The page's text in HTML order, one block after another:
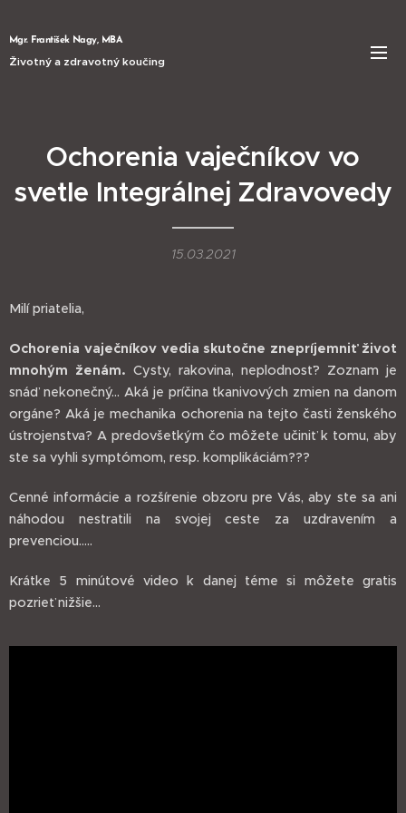
Mgr. František Nagy, MBA
Životný a zdravotný koučing
Ochorenia vaječníkov vo
svetle Integrálnej Zdravovedy
15.03.2021
Milí priatelia,
Ochorenia vaječníkovvedia skutočne znepríjemniť život
mnohým ženám. Cysty, rakovina, neplodnosť? Zoznam je
snáď nekonečný... Aká je príčina tkanivových zmien na danom
orgáne? Aká je mechanika ochorenia na tejto časti ženského
ústrojenstva? A predovšetkým čo môžete učiniť k tomu, aby
ste sa vyhli symptómom, resp. komplikáciám???
Cenné informácie a rozšírenie obzoru pre Vás, aby ste sa ani
náhodou nestratili na svojej ceste za uzdravením a
prevenciou.....
Krátke 5 minútové video k danej téme si môžete gratis
pozrieť nižšie...